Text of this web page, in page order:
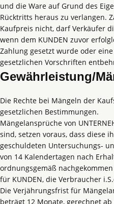
und die Ware auf Grund des
Rücktritts heraus zu verlangen.
Kaufpreis nicht, darf Verkäufer
wenn dem KUNDEN zuvor
Zahlung gesetzt wurde oder
gesetzlichen Vorschriften
Gewährleistung/
Die Rechte bei Mängeln der
gesetzlichen Bestimmungen.
Mängelansprüche von
sind, setzen voraus, dass diese
geschuldeten Untersuchungs-
von 14 Kalendertagen nach
ordnungsgemäß
für KUNDEN, die Verbraucher
Die Verjährungsfrist für
beträgt 12 Monate, gerechnet